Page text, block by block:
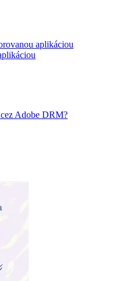
aplikáciou
Adobe DRM?